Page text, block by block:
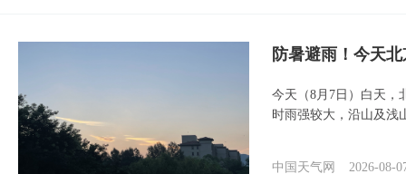
防暑避雨！今天
今天（8月7日）白天，
时雨强较大，沿山及浅
中国天气网 2026-08-